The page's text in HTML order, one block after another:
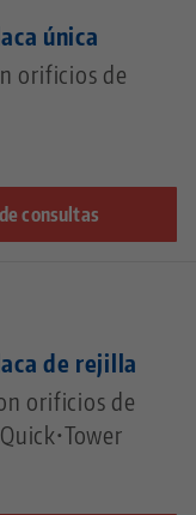
única
orificios de
consultas
de rejilla
orificios de